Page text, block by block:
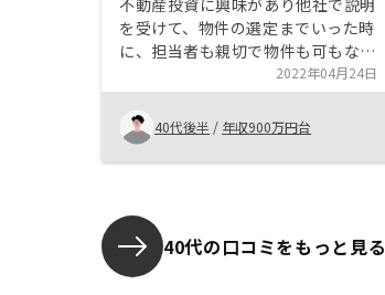
不動産投資に興味があり他社で説明
を受けて、物件の選定までいった時
に、担当者も親切で物件も可もなく
不可も無くという状態でした。額も
大きいので契約する前に、ネットで
他社を調べた際にRENOSYが出てき
て、特に急いでいるわけでは無いの
で話だけでも聞いてみようというの
ミングが良かったのか、担当して頂
いた方の中にはHP上で役員として
名前も載っている方で、説明内容も
丁寧で不安を感じることはありませ
2022年04月24日
40代後半 / 年収900万円台
40代の口コミをもっと見る